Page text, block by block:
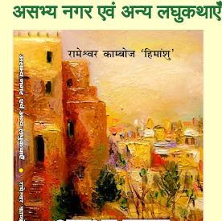
असभ्य नगर एवं अन्य लघुकथाएँ